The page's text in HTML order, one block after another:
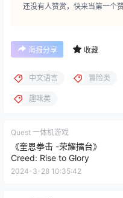
还没有人赞赏，快来当第一个赞
海报分享 收藏
中文语言 冒险类
趣味类
Quest 一体机游戏
《奎恩拳击 -荣耀擂台》
Creed: Rise to Glory
2024-3-28 10:35:42